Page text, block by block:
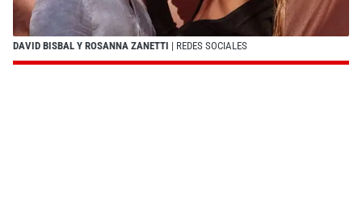
DAVID BISBAL Y ROSANNA ZANETTI | REDES SOCIALES